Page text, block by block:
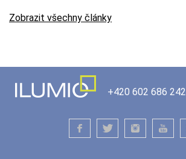
Zobrazit všechny články
+420 602 686 242